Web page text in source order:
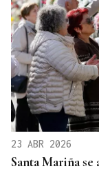
23 ABR 2026
Santa Mariña